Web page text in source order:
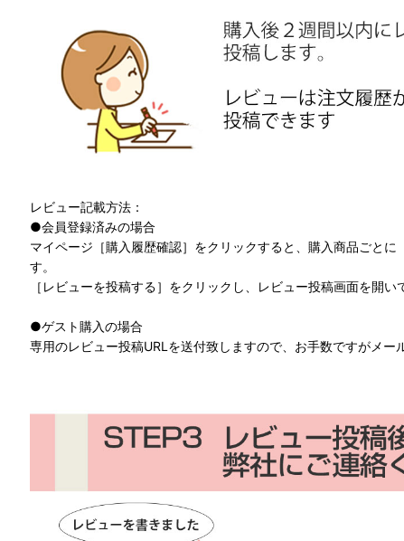
レビュー記載方法：
●会員登録済みの場合
マイページ［購入履歴確認］をクリックすると、購入商品ごとに
す。
［レビューを投稿する］をクリックし、レビュー投稿画面を開い
●ゲスト購入の場合
専用のレビュー投稿URLを送付致しますので、お手数ですがメー